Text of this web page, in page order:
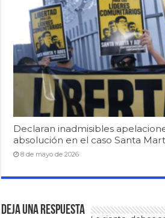
Declaran inadmisibles
absolución en el caso Santa
8 de mayo de 2026
Deja una respuesta